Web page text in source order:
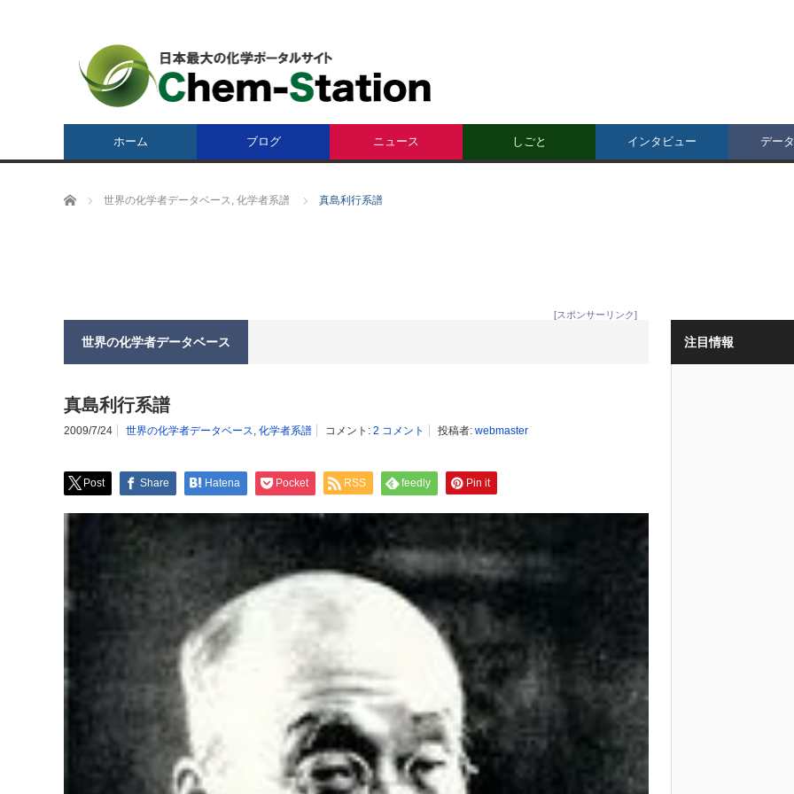
ホーム ブログ ニュース しごと インタビュー デー
ホーム 世界の化学者データベース, 化学者系譜 真島利行系譜
[スポンサーリンク]
世界の化学者データベース
真島利行系譜
2009/7/24 世界の化学者データベース, 化学者系譜 コメント: 2 コメント 投稿者: webmaster
Post Share Hatena Pocket RSS feedly Pin it
注目情報